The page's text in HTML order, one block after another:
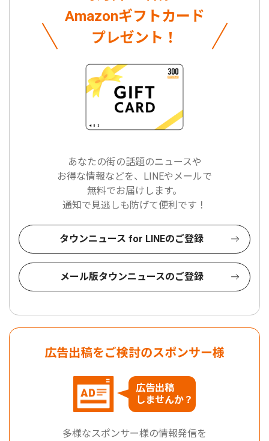
Amazonギフトカード
プレゼント！
あなたの街の話題のニュースや
お得な情報などを、LINEやメールで
無料でお届けします。
通知で見逃しも防げて便利です！
タウンニュース for LINEのご登録
メール版タウンニュースのご登録
広告出稿をご検討のスポンサー様
広告出稿
しませんか？
多様なスポンサー様の情報発信を